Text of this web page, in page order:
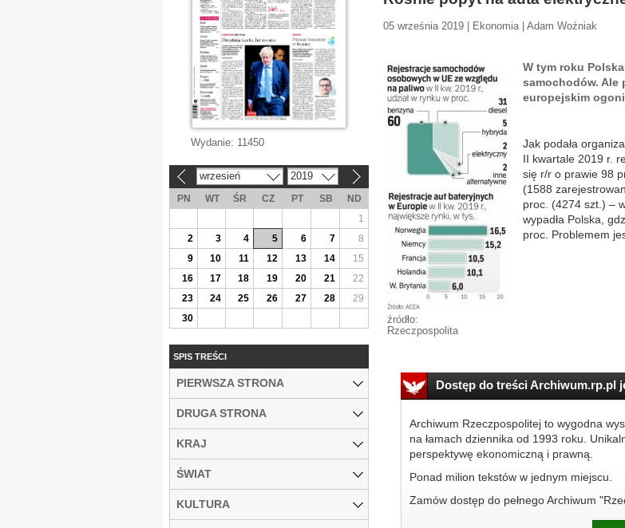
05 września 2019 | Ekonomia | Adam Woźniak
źródło:
Rzeczpospolita
W tym roku
samochodów. Ale
europejskim
Jak podała
II kwartale 2019 r.
się r/r o prawie 98
(1588
proc. (4274 szt.) –
wypadła Polska,
proc. Problemem
Dostęp do treści Archiwum.rp.pl
Archiwum Rzeczpospolitej to wygodna
na łamach dziennika od 1993 roku.
perspektywę ekonomiczną i prawną.
Ponad milion tekstów w jednym miejscu.
Zamów dostęp do pełnego Archiwum
Wydanie: 11450
wrzesień 2019
PN WT ŚR CZ PT SB
ND
1
2
3 4 5 6 7
8
9
10 11 12 13 14
15
16
17 18 19 20 21
22
23
24 25 26 27 28
29
30
SPIS TREŚCI
PIERWSZA STRONA
DRUGA STRONA
KRAJ
ŚWIAT
KULTURA